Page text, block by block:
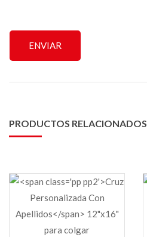
PRODUCTOS RELACIONADOS